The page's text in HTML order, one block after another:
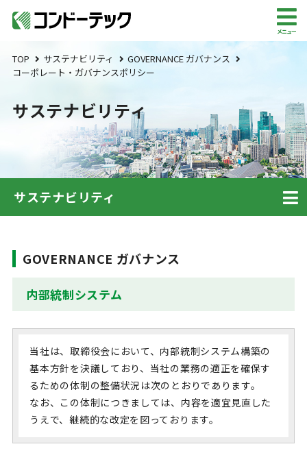
メニュー
TOP サステナビリティ
GOVERNANCE ガバナンス
コーポレート・ガバナンスポリシー
サステナビリティ
サステナビリティ
GOVERNANCE ガバナンス
内部統制システム
当社は、取締役会において、内部統制システム構築の
基本方針を決議しており、当社の業務の適正を確保す
るための体制の整備状況は次のとおりであります。
なお、この体制につきましては、内容を適宜見直した
うえで、継続的な改定を図っております。